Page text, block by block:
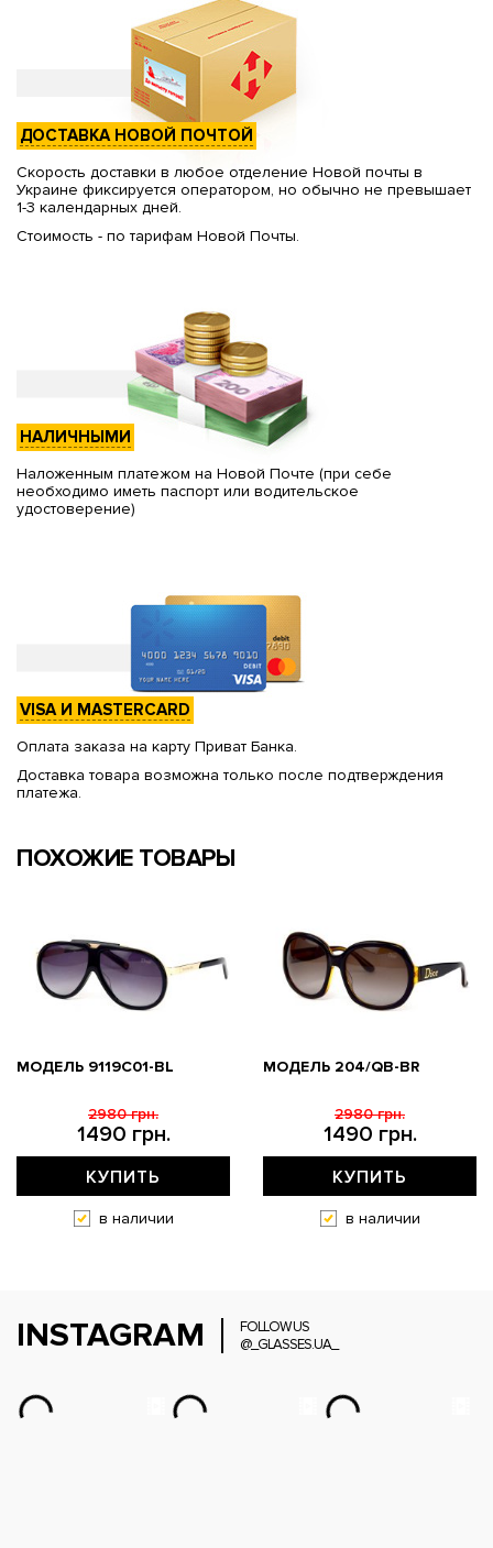
ДОСТАВКА НОВОЙ ПОЧТОЙ
Скорость доставки в любое отделение Новой почты в
Украине фиксируется оператором, но обычно не превышает
1-3 календарных дней.
Стоимость - по тарифам Новой Почты.
НАЛИЧНЫМИ
Наложенным платежом на Новой Почте (при себе
необходимо иметь паспорт или водительское
удостоверение)
VISA И MASTERCARD
Оплата заказа на карту Приват Банка.
Доставка товара возможна только после подтверждения
платежа.
ПОХОЖИЕ ТОВАРЫ
МОДЕЛЬ 9119С01-BL
1490 грн.
2980 грн.
КУПИТЬ
в наличии
МОДЕЛЬ 204/QB-BR
1490 грн.
2980 грн.
КУПИТЬ
в наличии
INSTAGRAM
FOLLOW US
@_GLASSES.UA_